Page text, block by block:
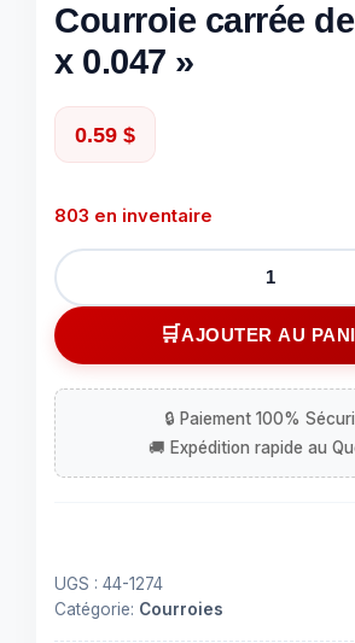
Courroie carrée
x 0.047 »
0.59 $
803 en inventaire
quantité
de
Courroie
carrée
9.189''
x
0.047''
AJOUTER AU
UGS : 44-1274
Catégorie: Courroies